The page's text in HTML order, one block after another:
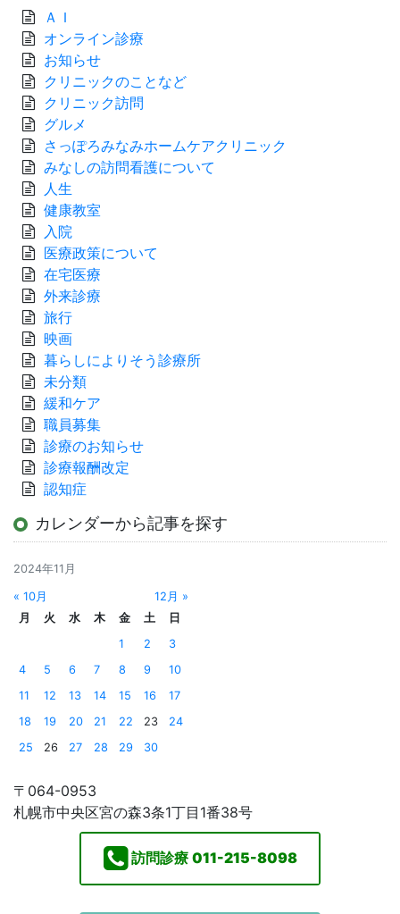
ＡＩ
オンライン診療
お知らせ
クリニックのことなど
クリニック訪問
グルメ
さっぽろみなみホームケアクリニック
みなしの訪問看護について
人生
健康教室
入院
医療政策について
在宅医療
外来診療
旅行
映画
暮らしによりそう診療所
未分類
緩和ケア
職員募集
診療のお知らせ
診療報酬改定
認知症
カレンダーから記事を探す
2024年11月
« 10月
12月 »
月
火 水 木 金 土
日
1
2
3
4
5 6 7 8 9
10
11
12 13 14 15 16
17
18
19 20 21 22 23
24
25
26 27 28 29 30
〒064-0953
札幌市中央区宮の森3条1丁目1番38号
訪問診療 011-215-8098